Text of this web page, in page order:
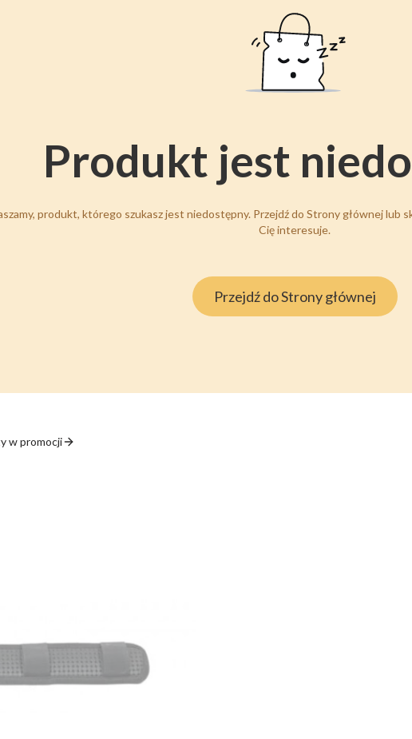
Produkt jest
produkt, którego szukasz jest niedostępny. Przejdź do Strony głównej lub
Cię interesuje.
Przejdź do Strony głównej
w promocji